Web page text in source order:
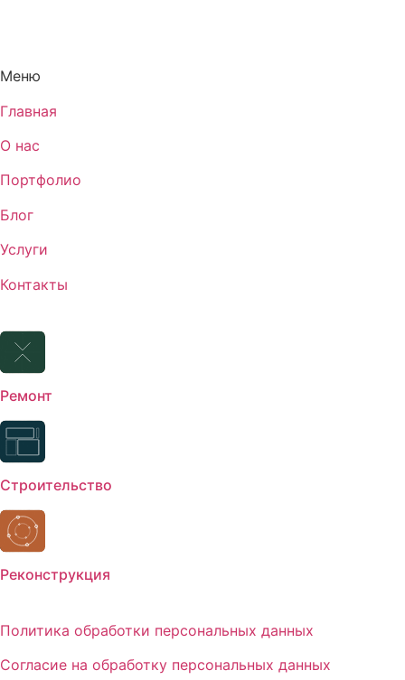
Меню
Главная
О нас
Портфолио
Блог
Услуги
Контакты
Ремонт
Строительство
Реконструкция
Политика обработки персональных данных
Согласие на обработку персональных данных